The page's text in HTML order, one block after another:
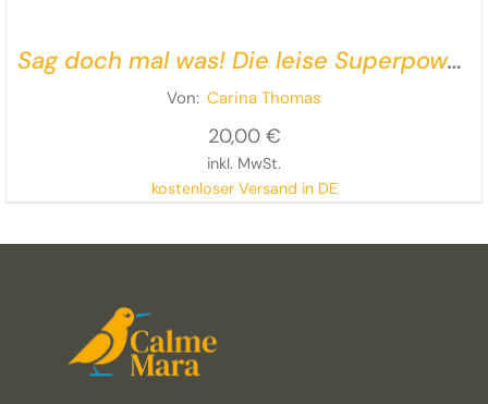
Sag doch mal was! Die leise Superpower
der Introvertierten – inklusive
Giveaway
Von: Carina Thomas
20,00 €
inkl. MwSt.
kostenloser Versand in DE